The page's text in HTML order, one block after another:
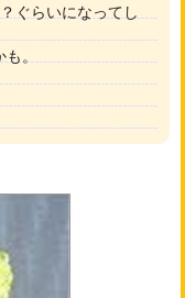
ぐらいになってし
。